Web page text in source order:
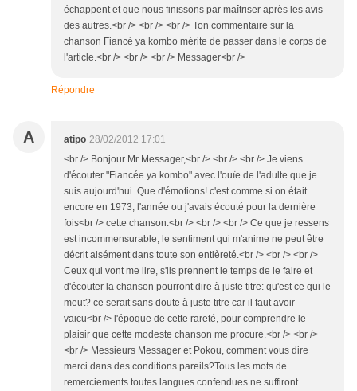
échappent et que nous finissons par maîtriser après les avis
des autres.<br /> <br /> <br /> Ton commentaire sur la
chanson Fiancé ya kombo mérite de passer dans le corps de
l'article.<br /> <br /> <br /> Messager<br />
Répondre
A atipo 28/02/2012 17:01
<br /> Bonjour Mr Messager,<br /> <br /> <br /> Je viens
d'écouter "Fiancée ya kombo" avec l'ouïe de l'adulte que je
suis aujourd'hui. Que d'émotions! c'est comme si on était
encore en 1973, l'année ou j'avais écouté pour la dernière
fois<br /> cette chanson.<br /> <br /> <br /> Ce que je ressens
est incommensurable; le sentiment qui m'anime ne peut être
décrit aisément dans toute son entièreté.<br /> <br /> <br />
Ceux qui vont me lire, s'ils prennent le temps de le faire et
d'écouter la chanson pourront dire à juste titre: qu'est ce qui le
meut? ce serait sans doute à juste titre car il faut avoir
vaicu<br /> l'époque de cette rareté, pour comprendre le
plaisir que cette modeste chanson me procure.<br /> <br />
<br /> Messieurs Messager et Pokou, comment vous dire
merci dans des conditions pareils?Tous les mots de
remerciements toutes langues confendues ne suffiront